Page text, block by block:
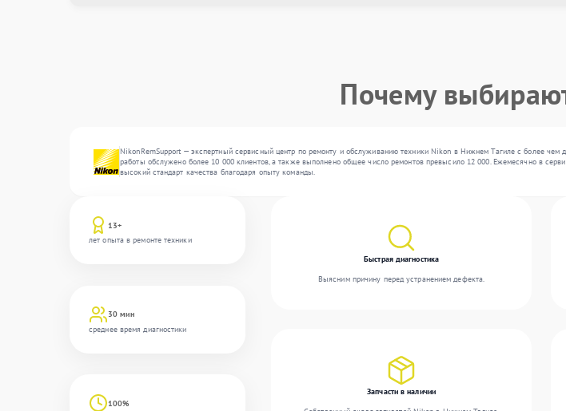
Почему
NikonRemSupport — экспертный сервисный центр по ремонту и обслуживанию техники Nikon в Нижнем Тагиле с более
работы обслужено более 10 000 клиентов, а также выполнено общее число ремонтов превысило 12 000. Ежемесячно в
высокий стандарт качества благодаря опыту команды.
13+
лет опыта в ремонте техники
30 мин
среднее время диагностики
100%
Быстрая диагностика
Выясним причину перед устранением дефекта.
Запчасти в наличии